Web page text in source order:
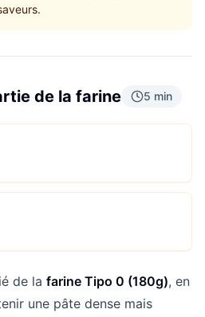
de la farine 5 min
de la farine Tipo 0 (180g), en
une pâte dense mais